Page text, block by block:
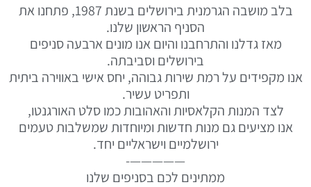
בלב מושבה הגרמנית בירושלים בשנת 1987, פתחנו את
הסניף הראשון שלנו.
מאז גדלנו והתרחבנו והיום אנו מונים ארבעה סניפים
בירושלים וסביבתה.
אנו מקפידים על רמת שירות גבוהה, יחס אישי באווירה ביתית
ותפריט עשיר.
לצד המנות הקלאסיות והאהובות כמו סלט האורגנטו,
אנו מציעים גם מנות חדשות ומיוחדות שמשלבות טעמים
ירושלמיים וישראליים יחד.
—————-
ממתינים לכם בסניפים שלנו